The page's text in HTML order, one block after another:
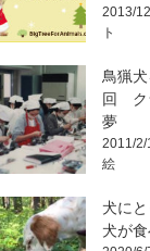
2013/
ト
鳥猟
回 ク
夢
2011/2/1
絵
犬に
犬が